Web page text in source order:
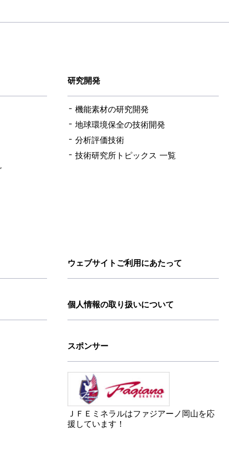
研究開発
機能素材の研究開発
地球環境保全の技術開発
分析評価技術
技術研究所トピックス 一覧
ウェブサイトご利用にあたって
個人情報の取り扱いについて
スポンサー
ＪＦＥミネラルはファジアーノ岡山を応
援しています！